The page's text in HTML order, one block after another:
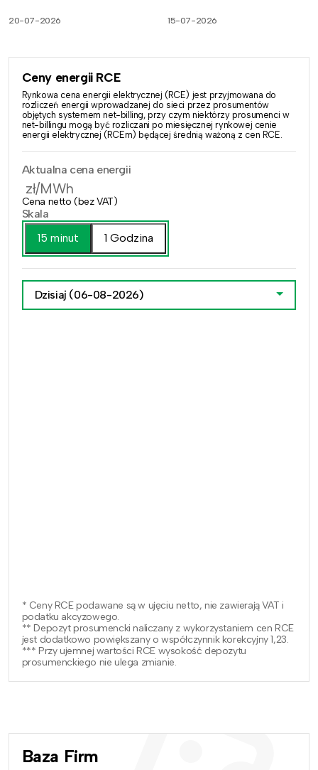
20-07-2026 15-07-2026
Ceny energii RCE
Rynkowa cena energii elektrycznej (RCE) jest przyjmowana do
rozliczeń energii wprowadzanej do sieci przez prosumentów
objętych systemem net-billing, przy czym niektórzy prosumenci w
net-billingu mogą być rozliczani po miesięcznej rynkowej cenie
energii elektrycznej (RCEm) będącej średnią ważoną z cen RCE.
Aktualna cena energii
zł/MWh
Cena netto (bez VAT)
Skala
15 minut
1 Godzina
Dzisiaj (06-08-2026)
* Ceny RCE podawane są w ujęciu netto, nie zawierają VAT i
podatku akcyzowego.
** Depozyt prosumencki naliczany z wykorzystaniem cen RCE
jest dodatkowo powiększany o współczynnik korekcyjny 1,23.
*** Przy ujemnej wartości RCE wysokość depozytu
prosumenckiego nie ulega zmianie.
Baza Firm